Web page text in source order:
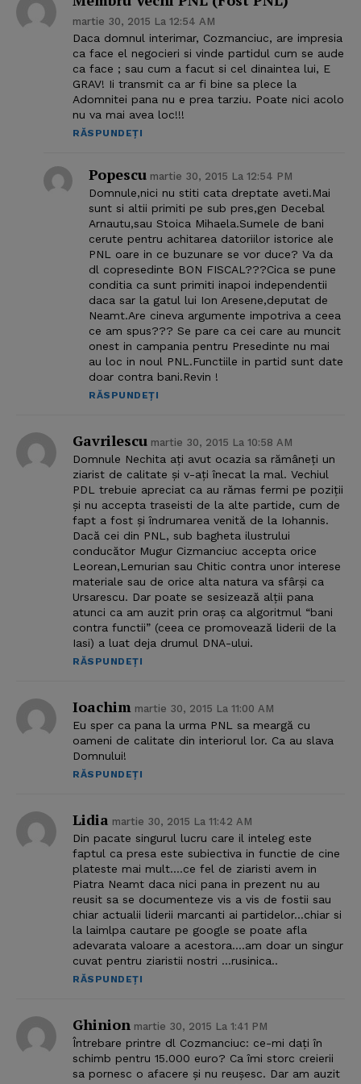
martie 30, 2015 La 12:54 AM
Daca domnul interimar, Cozmanciuc, are impresia
ca face el negocieri si vinde partidul cum se aude
ca face ; sau cum a facut si cel dinaintea lui, E
GRAV! Ii transmit ca ar fi bine sa plece la
Adomnitei pana nu e prea tarziu. Poate nici acolo
nu va mai avea loc!!!
RĂSPUNDEȚI
Popescu martie 30, 2015 La 12:54 PM
Domnule,nici nu stiti cata dreptate aveti.Mai
sunt si altii primiti pe sub pres,gen Decebal
Arnautu,sau Stoica Mihaela.Sumele de bani
cerute pentru achitarea datoriilor istorice ale
PNL oare in ce buzunare se vor duce? Va da
dl copresedinte BON FISCAL???Cica se pune
conditia ca sunt primiti inapoi independentii
daca sar la gatul lui Ion Aresene,deputat de
Neamt.Are cineva argumente impotriva a ceea
ce am spus??? Se pare ca cei care au muncit
onest in campania pentru Presedinte nu mai
au loc in noul PNL.Functiile in partid sunt date
doar contra bani.Revin !
RĂSPUNDEȚI
Gavrilescu martie 30, 2015 La 10:58 AM
Domnule Nechita ați avut ocazia sa rămâneți un
ziarist de calitate și v-ați înecat la mal. Vechiul
PDL trebuie apreciat ca au rămas fermi pe poziții
și nu accepta traseisti de la alte partide, cum de
fapt a fost și îndrumarea venită de la Iohannis.
Dacă cei din PNL, sub bagheta ilustrului
conducător Mugur Cizmanciuc accepta orice
Leorean,Lemurian sau Chitic contra unor interese
materiale sau de orice alta natura va sfârși ca
Ursarescu. Dar poate se sesizează alții pana
atunci ca am auzit prin oraș ca algoritmul “bani
contra functii” (ceea ce promovează liderii de la
Iasi) a luat deja drumul DNA-ului.
RĂSPUNDEȚI
Ioachim martie 30, 2015 La 11:00 AM
Eu sper ca pana la urma PNL sa meargă cu
oameni de calitate din interiorul lor. Ca au slava
Domnului!
RĂSPUNDEȚI
Lidia martie 30, 2015 La 11:42 AM
Din pacate singurul lucru care il inteleg este
faptul ca presa este subiectiva in functie de cine
plateste mai mult….ce fel de ziaristi avem in
Piatra Neamt daca nici pana in prezent nu au
reusit sa se documenteze vis a vis de fostii sau
chiar actualii liderii marcanti ai partidelor…chiar si
la laimlpa cautare pe google se poate afla
adevarata valoare a acestora….am doar un singur
cuvat pentru ziaristii nostri …rusinica..
RĂSPUNDEȚI
Ghinion martie 30, 2015 La 1:41 PM
Întrebare printre dl Cozmanciuc: ce-mi dați în
schimb pentru 15.000 euro? Ca îmi storc creierii
sa pornesc o afacere și nu reușesc. Dar am auzit